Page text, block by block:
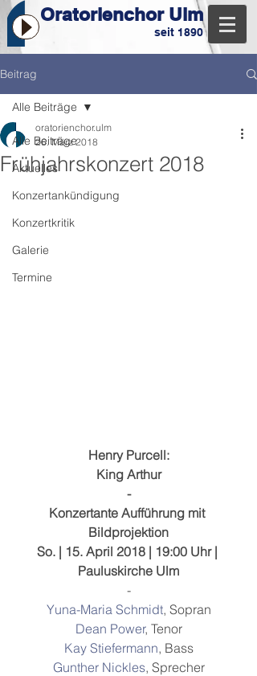
Oratorienchor Ulm
seit 1890
Beitrag
Alle Beiträge
Aktuelles
Konzertankündigung
Konzertkritik
Galerie
Termine
Alle Beiträge
Frühjahrskonzert 2018
oratorienchor.ulm
26. März 2018
Henry Purcell:
King Arthur
-
Konzertante Aufführung mit
Bildprojektion
So. | 15. April 2018 | 19:00 Uhr |
Pauluskirche Ulm
-
Yuna-Maria Schmidt, Sopran
Dean Power, Tenor
Kay Stiefermann, Bass
Gunther Nickles, Sprecher